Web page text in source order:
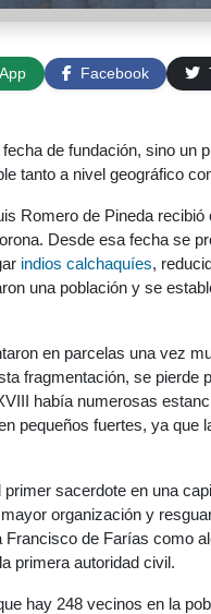
Facebook
de fundación, sino un
tanto a nivel geográfico
Romero de Pineda
Desde esa fecha se
indios calchaquíes,
una población y se
en parcelas una vez
fragmentación, se pierde
había numerosas
pequeños fuertes, ya que
sacerdote en una
organización y
de Farías como
primera autoridad civil.
hay 248 vecinos en la